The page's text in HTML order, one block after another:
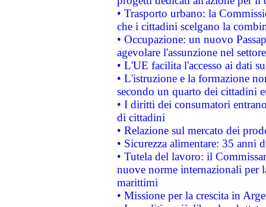
• Trasporto urbano: la
che i cittadini scelgano la
• Occupazione: un nuovo
agevolare l'assunzione nel
• L'UE facilita l'accesso ai dati
• L'istruzione e la formazione
secondo un quarto dei cittadini
• I diritti dei consumatori
di cittadini
• Relazione sul mercato dei
• Sicurezza alimentare: 35 anni
• Tutela del lavoro: il
nuove norme internazionali per
marittimi
• Missione per la crescita in